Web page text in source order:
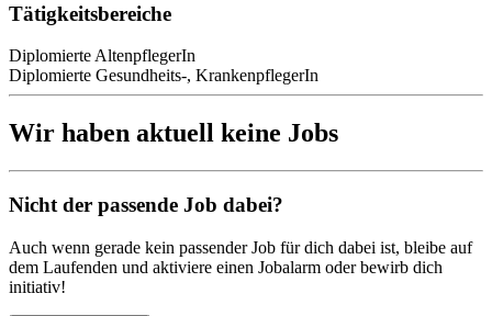
Tätigkeitsbereiche
Diplomierte AltenpflegerIn
Diplomierte Gesundheits-, KrankenpflegerIn
Wir haben aktuell keine Jobs
Nicht der passende Job dabei?
Auch wenn gerade kein passender Job für dich dabei ist, bleibe auf
dem Laufenden und aktiviere einen Jobalarm oder bewirb dich
initiativ!